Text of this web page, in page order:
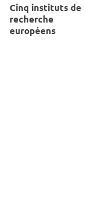
Cinq instituts de
recherche
européens